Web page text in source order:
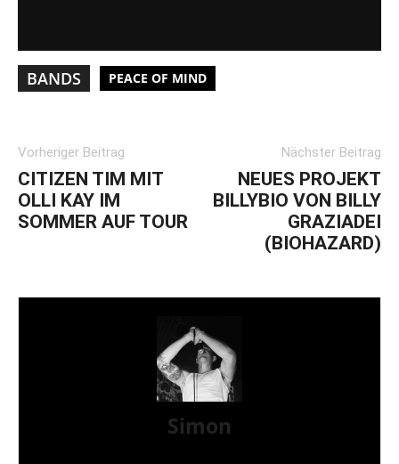
BANDS PEACE OF MIND
Vorheriger Beitrag
CITIZEN TIM MIT
OLLI KAY IM
SOMMER AUF TOUR
Nächster Beitrag
NEUES PROJEKT
BILLYBIO VON BILLY
GRAZIADEI
(BIOHAZARD)
Simon